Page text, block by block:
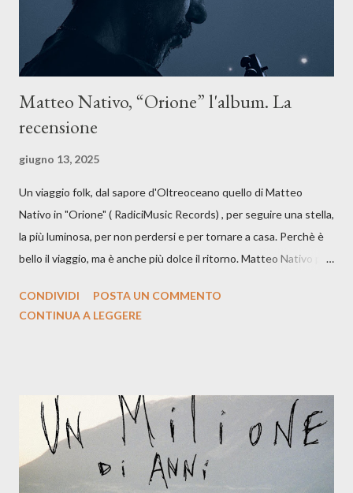
Matteo Nativo, “Orione” l'album. La
recensione
giugno 13, 2025
Un viaggio folk, dal sapore d'Oltreoceano quello di Matteo
Nativo in "Orione" ( RadiciMusic Records) , per seguire una stella,
la più luminosa, per non perdersi e per tornare a casa. Perchè è
bello il viaggio, ma è anche più dolce il ritorno. Matteo Nativo per
indubbiamente matura e consapevole oltre che con ottimi
Dicevamo. Ed è da qui che il nostro inizia questo concept
musicale, con " Che ora è" , raccontando la separazione dalla
moglie, del senso di sconfitta e del caldo afoso che opprime,
giusta condizione di sopraffazione: "Non so che ora è, che giorno
CONDIVIDI
POSTA UN COMMENTO
CONTINUA A LEGGERE